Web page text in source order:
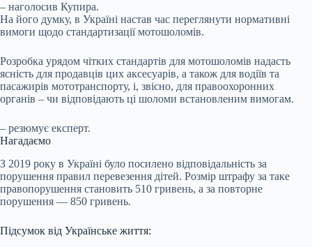
– наголосив Купира.
На його думку, в Україні настав час переглянути нормативні
вимоги щодо стандартизації мотошоломів.
Розробка урядом чітких стандартів для мотошоломів надасть
ясність для продавців цих аксесуарів, а також для водіїв та
пасажирів мототранспорту, і, звісно, для правоохоронних
органів – чи відповідають ці шоломи встановленим вимогам.
– резюмує експерт.
Нагадаємо
З 2019 року в Україні було посилено відповідальність за
порушення правил перевезення дітей. Розмір штрафу за таке
правопорушення становить 510 гривень, а за повторне
порушення — 850 гривень.
Підсумок від Українське життя: